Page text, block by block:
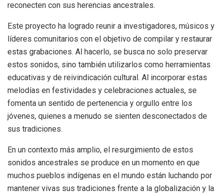
reconecten con sus herencias ancestrales.
Este proyecto ha logrado reunir a investigadores, músicos y
líderes comunitarios con el objetivo de compilar y restaurar
estas grabaciones. Al hacerlo, se busca no solo preservar
estos sonidos, sino también utilizarlos como herramientas
educativas y de reivindicación cultural. Al incorporar estas
melodías en festividades y celebraciones actuales, se
fomenta un sentido de pertenencia y orgullo entre los
jóvenes, quienes a menudo se sienten desconectados de
sus tradiciones.
En un contexto más amplio, el resurgimiento de estos
sonidos ancestrales se produce en un momento en que
muchos pueblos indígenas en el mundo están luchando por
mantener vivas sus tradiciones frente a la globalización y la